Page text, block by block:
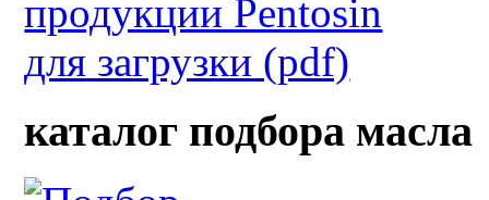
каталог подбора масла